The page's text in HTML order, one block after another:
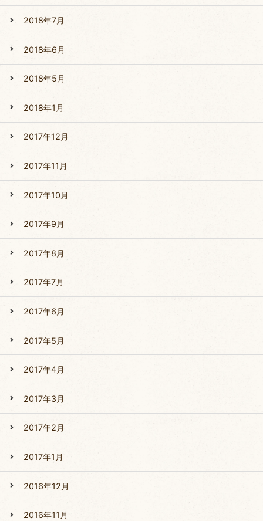
2018年7月
2018年6月
2018年5月
2018年1月
2017年12月
2017年11月
2017年10月
2017年9月
2017年8月
2017年7月
2017年6月
2017年5月
2017年4月
2017年3月
2017年2月
2017年1月
2016年12月
2016年11月